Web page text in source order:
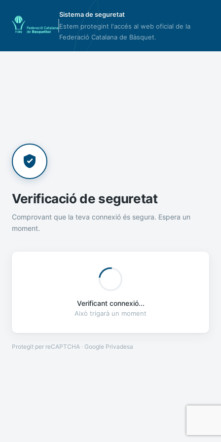
Sistema de seguretat
Estem protegint l'accés al web oficial de la
Federació Catalana de Bàsquet.
Verificació de seguretat
Comprovant que la teva connexió és segura. Espera un
moment.
Verificant connexió...
Això trigarà un moment
Protegit per reCAPTCHA · Google Privadesa